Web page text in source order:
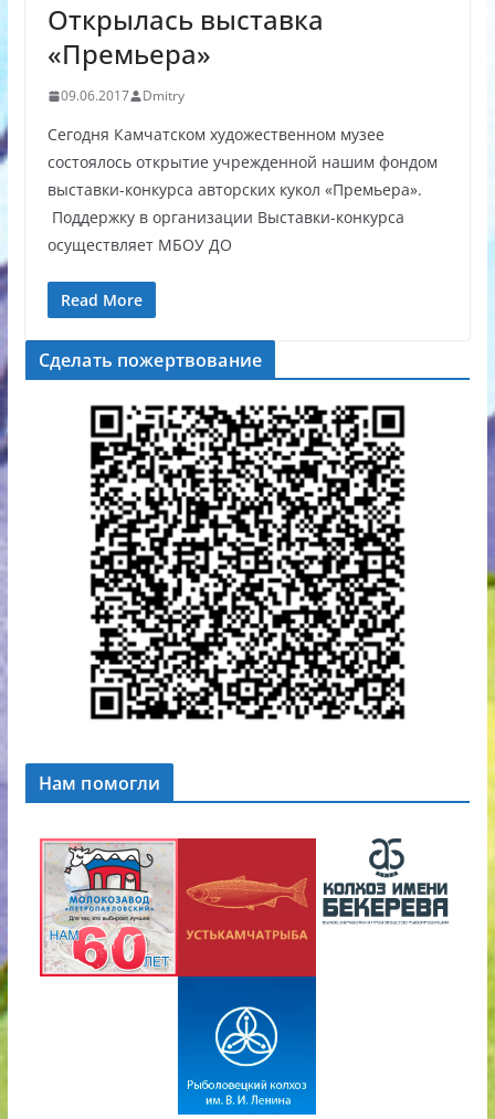
Открылась выставка
«Премьера»
09.06.2017 Dmitry
Сегодня Камчатском художественном музее
состоялось открытие учрежденной нашим фондом
выставки-конкурса авторских кукол «Премьера».
Поддержку в организации Выставки-конкурса
осуществляет МБОУ ДО
Read More
Сделать пожертвование
Нам помогли